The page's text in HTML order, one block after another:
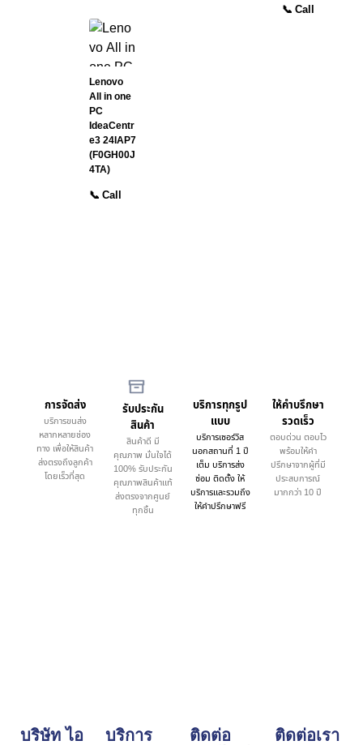
📞 Call
Lenovo
All in one
PC
IdeaCentr
e3 24IAP7
(F0GH00J
4TA)
📞 Call
การจัดส่ง
บริการขนส่ง
หลากหลายช่อง
ทาง เพื่อให้สินค้า
ส่งตรงถึงลูกค้า
โดยเร็วที่สุด
รับประกัน
สินค้า
สินค้าดี มี
คุณภาพ มั่นใจได้
100% รับประกัน
คุณภาพสินค้าแท้
ส่งตรงจากศูนย์
ทุกชิ้น
บริการทุกรูป
แบบ
บริการเซอร์วิส
นอกสถานที่ 1 ปี
เต็ม บริการส่ง
ซ่อม ติดตั้ง ให้
บริการและรวมถึง
ให้คำปรึกษาฟรี
ให้คำบรึกษา
รวดเร็ว
ตอบด่วน ตอบไว
พร้อมให้คำ
ปรึกษาจากผู้ที่มี
ประสบการณ์
มากกว่า 10 ปี
บริษัท ไอ
บริการ
ติดต่อ
ติดต่อเรา